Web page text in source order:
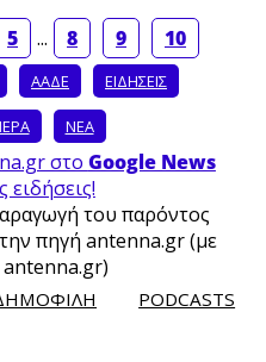
5 ... 8 9 10
ΑΑΔΕ ΕΙΔΗΣΕΙΣ
ΝΕΑ
στο Google News
ειδήσεις!
του παρόντος
πηγή antenna.gr (με
PODCASTS